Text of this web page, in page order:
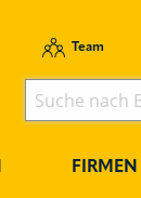
Team
FIRMEN